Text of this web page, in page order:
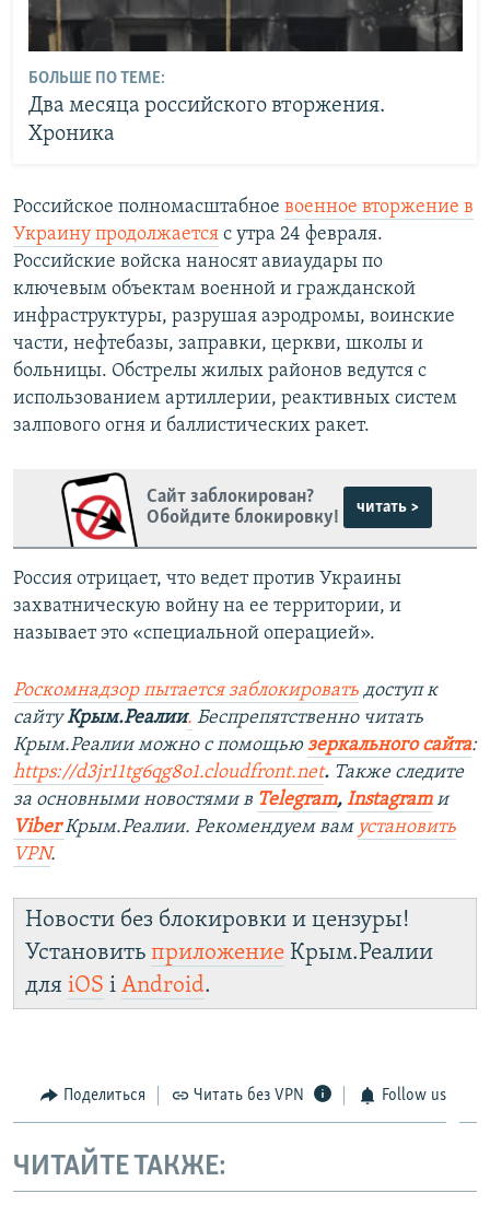
БОЛЬШЕ ПО ТЕМЕ:
Два месяца российского вторжения.
Хроника
Российское полномасштабное военное вторжение в
Украину продолжается с утра 24 февраля.
Российские войска наносят авиаудары по
ключевым объектам военной и гражданской
инфраструктуры, разрушая аэродромы, воинские
части, нефтебазы, заправки, церкви, школы и
больницы. Обстрелы жилых районов ведутся с
использованием артиллерии, реактивных систем
залпового огня и баллистических ракет.
Сайт заблокирован?
Обойдите блокировку!
читать >
Россия отрицает, что ведет против Украины
захватническую войну на ее территории, и
называет это «специальной операцией».
Роскомнадзор пытается заблокировать доступ к
сайтуКрым.Реалии. Беспрепятственно читать
Крым.Реалии можно с помощью зеркального сайта:
https://d3jr11tg6qg8o1.cloudfront.net. Также следите
за основными новостями в Telegram, Instagramи
ViberКрым.Реалии. Рекомендуем вам установить
VPN.
Новости без блокировки и цензуры!
Установить приложение Крым.Реалии
для iOS і Android.
Поделиться Читать без VPN Follow us
ЧИТАЙТЕ ТАКЖЕ: